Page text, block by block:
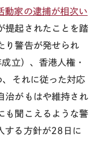
動家の逮捕が相次い
提起されたことを踏
り警告が発せられ
成立）、香港人権・
それに従った対応
治がもはや維持され
も聞こえるような警
する方針が28 日に